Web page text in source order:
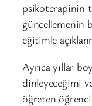
psikoterapinin
güncellemenin
eğitimle
Ayrıca yıllar
dinleyeceğimi
öğreten